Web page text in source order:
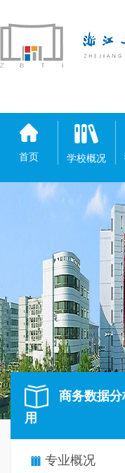
首页 学校概况
商务数据
用
专业概况